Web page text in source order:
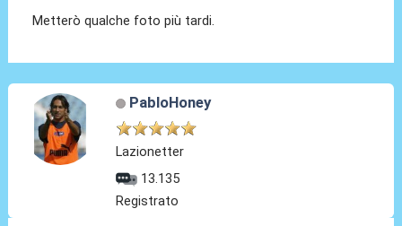
Metterò qualche foto più tardi.
PabloHoney
Lazionetter
13.135
Registrato